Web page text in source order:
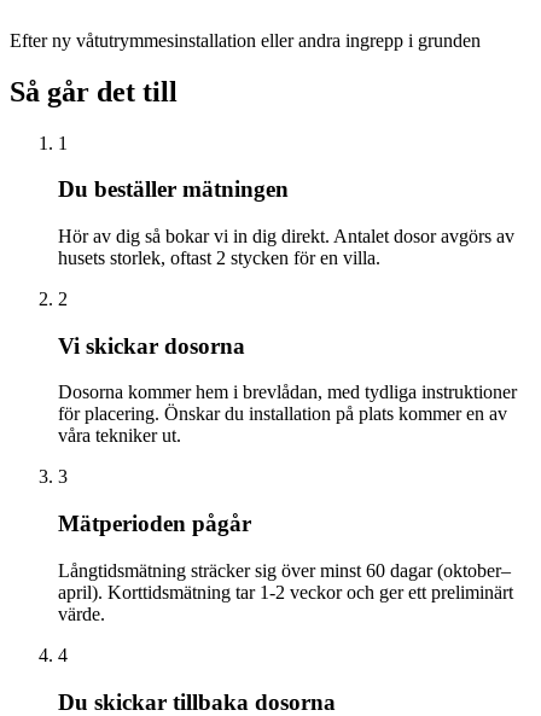
Efter ny våtutrymmesinstallation eller andra ingrepp i grunden
Så går det till
1
Du beställer mätningen
Hör av dig så bokar vi in dig direkt. Antalet dosor avgörs av
husets storlek, oftast 2 stycken för en villa.
2
Vi skickar dosorna
Dosorna kommer hem i brevlådan, med tydliga instruktioner
för placering. Önskar du installation på plats kommer en av
våra tekniker ut.
3
Mätperioden pågår
Långtidsmätning sträcker sig över minst 60 dagar (oktober–
april). Korttidsmätning tar 1-2 veckor och ger ett preliminärt
värde.
4
Du skickar tillbaka dosorna